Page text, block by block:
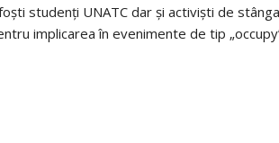
studenți UNATC dar și activiști de
implicarea în evenimente de tip